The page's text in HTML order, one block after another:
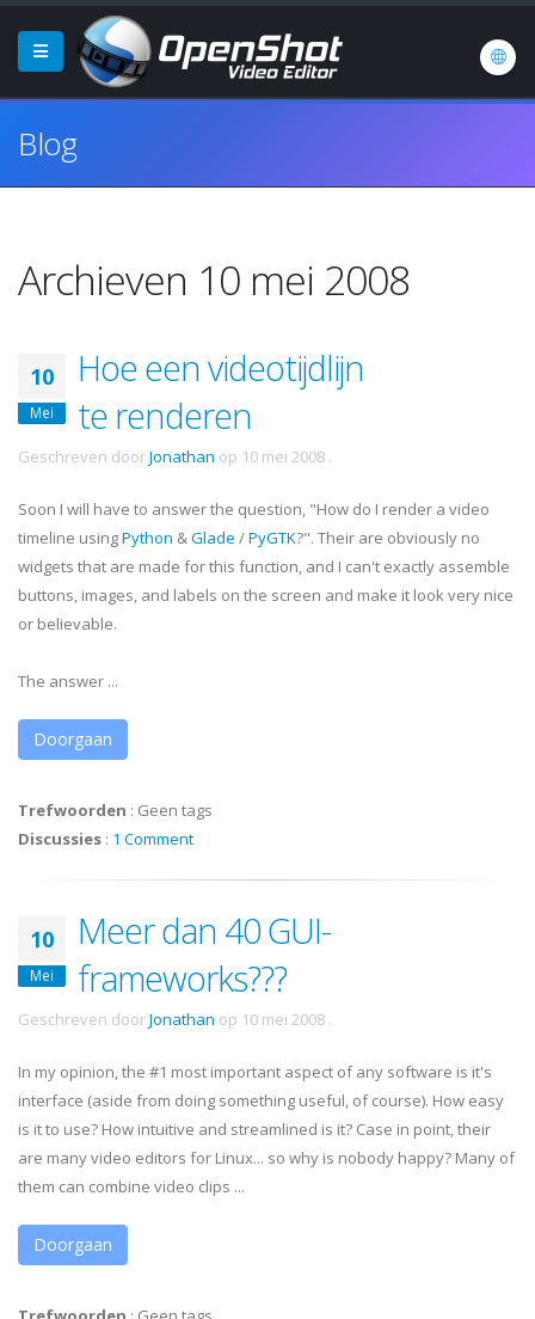
Blog
Archieven 10 mei 2008
10
Mei
Hoe een videotijdlijn
te renderen
Geschreven doorJonathan op 10 mei 2008 .
Soon I will have to answer the question, "How do I render a video
timeline usingPython &Glade /PyGTK?". Their are obviously no
widgets that are made for this function, and I can't exactly assemble
buttons, images, and labels on the screen and make it look very nice
or believable.
The answer ...
Doorgaan
Trefwoorden : Geen tags
Discussies : 1 Comment
10
Mei
Meer dan 40 GUI-
frameworks???
Geschreven doorJonathan op 10 mei 2008 .
In my opinion, the #1 most important aspect of any software is it's
interface (aside from doing something useful, of course). How easy
is it to use? How intuitive and streamlined is it? Case in point, their
are many video editors for Linux... so why is nobody happy? Many of
them can combine video clips ...
Doorgaan